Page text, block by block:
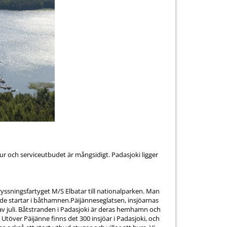
och serviceutbudet är mångsidigt. Padasjoki ligger
M/S Elbatar till nationalparken. Man
startar i båthamnen.Päijänneseglatsen, insjöarnas
Båtstranden i Padasjoki är deras hemhamn och
Päijänne finns det 300 insjöar i Padasjoki, och